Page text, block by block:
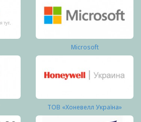
Microsoft
ТОВ «Хоневелл Україна»